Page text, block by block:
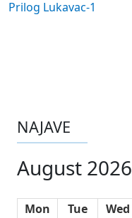
Prilog Lukavac-1
NAJAVE
August 2026
Mon Tue Wed